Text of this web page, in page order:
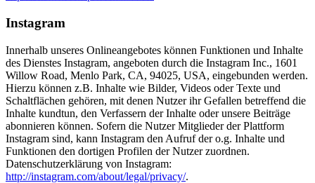
Instagram
Innerhalb unseres Onlineangebotes können Funktionen und Inhalte
des Dienstes Instagram, angeboten durch die Instagram Inc., 1601
Willow Road, Menlo Park, CA, 94025, USA, eingebunden werden.
Hierzu können z.B. Inhalte wie Bilder, Videos oder Texte und
Schaltflächen gehören, mit denen Nutzer ihr Gefallen betreffend die
Inhalte kundtun, den Verfassern der Inhalte oder unsere Beiträge
abonnieren können. Sofern die Nutzer Mitglieder der Plattform
Instagram sind, kann Instagram den Aufruf der o.g. Inhalte und
Funktionen den dortigen Profilen der Nutzer zuordnen.
Datenschutzerklärung von Instagram:
http://instagram.com/about/legal/privacy/.